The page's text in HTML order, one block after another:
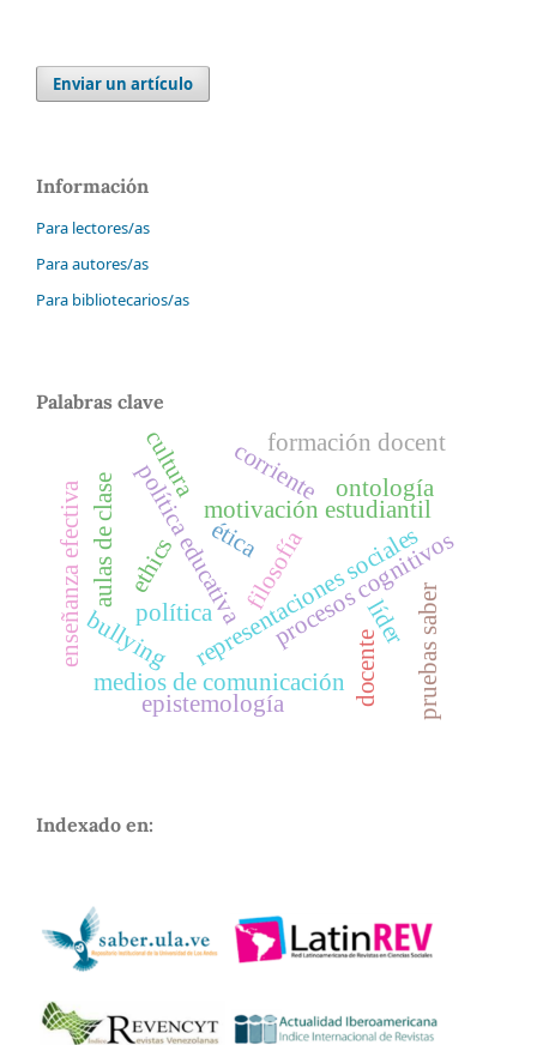
Enviar un artículo
Información
Para lectores/as
Para autores/as
Para bibliotecarios/as
Palabras clave
representaciones sociales
líder
política educativaprocesos cognitivos
motivación estudiantil
medios de comunicación
política
ética
ethics
epistemología
corriente
filosofía
formación docent
pruebas saber
ontología
bullying
aulas de clase
docente
cultura
enseñanza efectiva
Indexado en: